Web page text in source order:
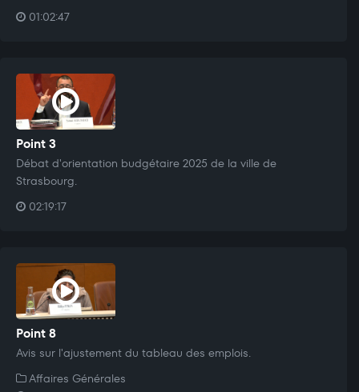
01:02:47
Point 3
Débat d'orientation budgétaire 2025 de la ville de
Strasbourg.
02:19:17
Point 8
Avis sur l'ajustement du tableau des emplois.
Affaires Générales